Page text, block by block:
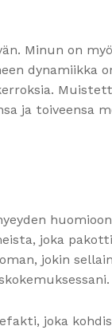
Minun on
dynamiikka
ja toiveensa
joka
jokin
joka